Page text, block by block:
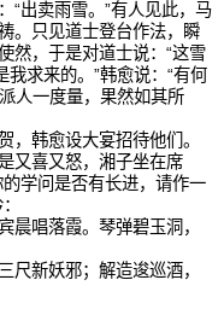
“出卖雨雪。”有人见此，马
。只见道士登台作法，瞬
然，于是对道士说：“这雪
我求来的。”韩愈说：“有何
人一度量，果然如其所
，韩愈设大宴招待他们。
又喜又怒，湘子坐在席
学问是否有长进，请作一
晨唱落霞。琴弹碧玉洞，
尺新妖邪；解造逡巡酒，